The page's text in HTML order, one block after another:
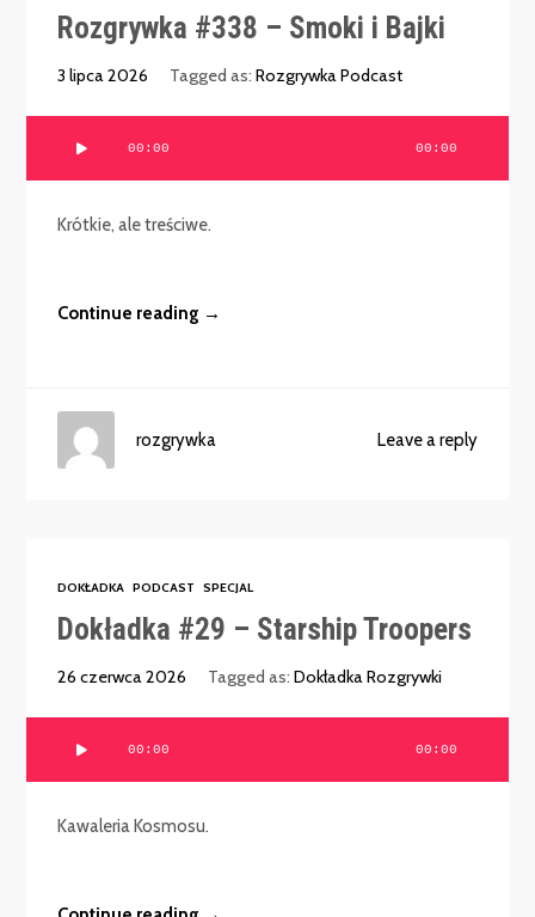
Rozgrywka #338 – Smoki i Bajki
3 lipca 2026 Tagged as:Rozgrywka Podcast
00:00 00:00
Krótkie, ale treściwe.
Continue reading →
Leave a reply
rozgrywka
DOKŁADKA PODCAST SPECJAL
Dokładka #29 – Starship Troopers
26 czerwca 2026 Tagged as:Dokładka Rozgrywki
00:00 00:00
Kawaleria Kosmosu.